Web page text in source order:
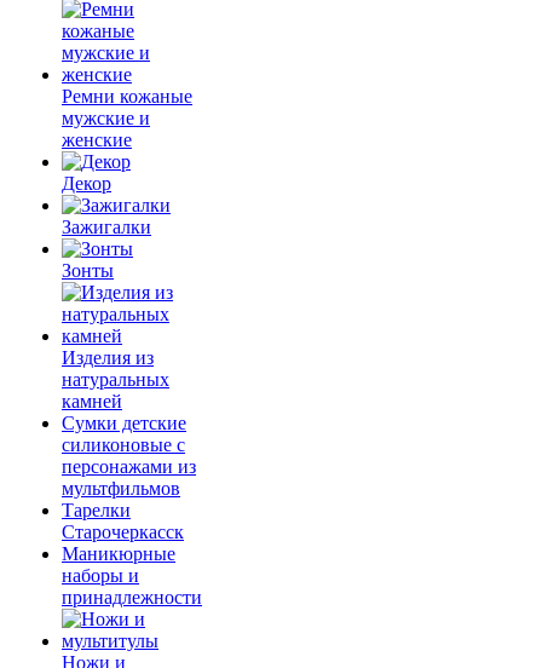
Ремни кожаные
мужские и
женские
Декор
Зажигалки
Зонты
Изделия из
натуральных
камней
Сумки детские
силиконовые с
персонажами из
мультфильмов
Тарелки
Старочеркасск
Маникюрные
наборы и
принадлежности
Ножи и